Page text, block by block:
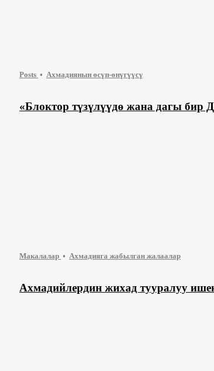
Posts Ахмадиянын өсүп-өнүгүүсү
«Блоктор түзүлүүдө жана дагы
Макалалар Ахмадияга жабылган жалаалар
Ахмадийлердин жихад тууралуу